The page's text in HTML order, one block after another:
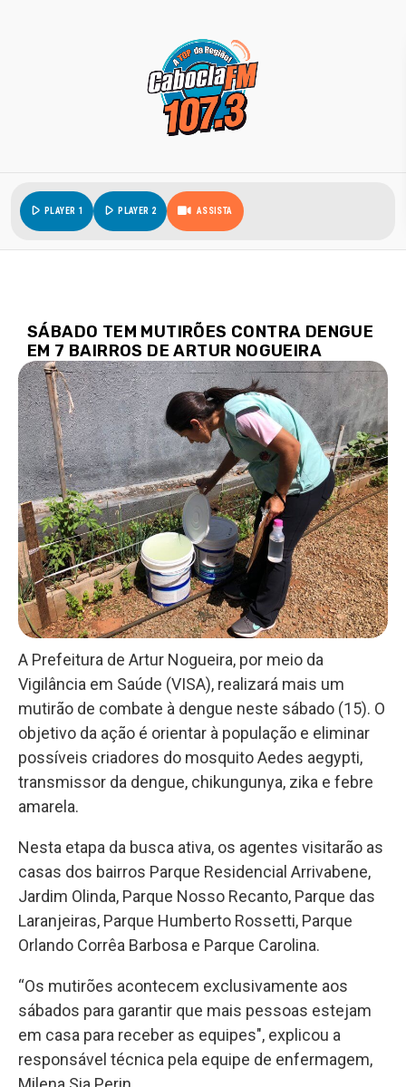
play_arrowPLAYER 1 play_arrowPLAYER 2 ASSISTA
SÁBADO TEM MUTIRÕES CONTRA DENGUE
EM 7 BAIRROS DE ARTUR NOGUEIRA
A Prefeitura de Artur Nogueira, por meio da
Vigilância em Saúde (VISA), realizará mais um
mutirão de combate à dengue neste sábado (15). O
objetivo da ação é orientar à população e eliminar
possíveis criadores do mosquito Aedes aegypti,
transmissor da dengue, chikungunya, zika e febre
amarela.
Nesta etapa da busca ativa, os agentes visitarão as
casas dos bairros Parque Residencial Arrivabene,
Jardim Olinda, Parque Nosso Recanto, Parque das
Laranjeiras, Parque Humberto Rossetti, Parque
Orlando Corrêa Barbosa e Parque Carolina.
“Os mutirões acontecem exclusivamente aos
sábados para garantir que mais pessoas estejam
em casa para receber as equipes", explicou a
responsável técnica pela equipe de enfermagem,